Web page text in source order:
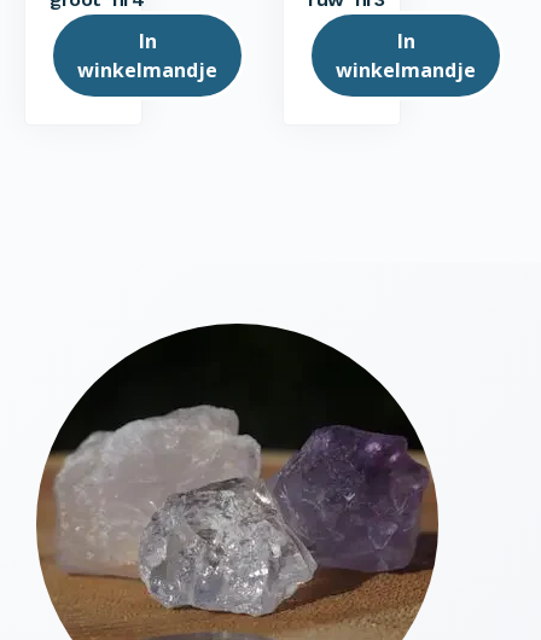
In
winkelmandje
In
winkelmandje